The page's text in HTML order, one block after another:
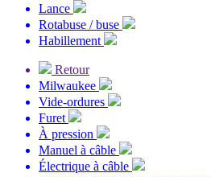
Lance
Rotabuse / buse
Habillement
Retour
Milwaukee
Vide-ordures
Furet
À pression
Manuel à câble
Électrique à câble